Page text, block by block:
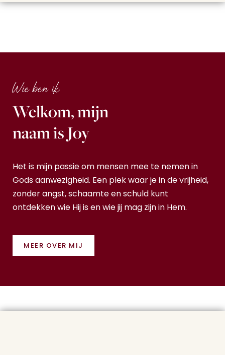
Wie ben ik
Welkom, mijn
naam is Joy
Het is mijn passie om mensen mee te nemen in
Gods aanwezigheid. Een plek waar je in de vrijheid,
zonder angst, schaamte en schuld kunt
ontdekken wie Hij is en wie jij mag zijn in Hem.
MEER OVER MIJ